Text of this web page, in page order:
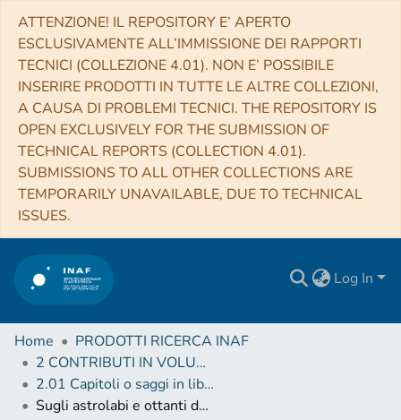
ATTENZIONE! IL REPOSITORY E’ APERTO
ESCLUSIVAMENTE ALL’IMMISSIONE DEI RAPPORTI
TECNICI (COLLEZIONE 4.01). NON E’ POSSIBILE
INSERIRE PRODOTTI IN TUTTE LE ALTRE COLLEZIONI,
A CAUSA DI PROBLEMI TECNICI. THE REPOSITORY IS
OPEN EXCLUSIVELY FOR THE SUBMISSION OF
TECHNICAL REPORTS (COLLECTION 4.01).
SUBMISSIONS TO ALL OTHER COLLECTIONS ARE
TEMPORARILY UNAVAILABLE, DUE TO TECHNICAL
ISSUES.
Log In
Home
PRODOTTI RICERCA INAF
2 CONTRIBUTI IN VOLUMI (Book articles)
2.01 Capitoli o saggi in libro
Sugli astrolabi e ottanti della sezione navale del museo di san Martino